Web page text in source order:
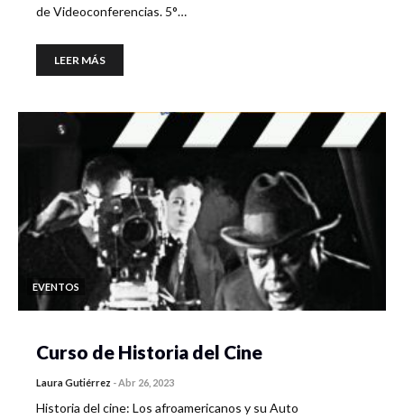
de Videoconferencias. 5°…
LEER MÁS
EVENTOS
Curso de Historia del Cine
Laura Gutiérrez -Abr 26, 2023
Historia del cine: Los afroamericanos y su Auto